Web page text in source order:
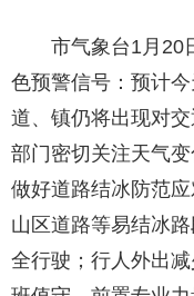
市气象台1月20日
色预警信号：预计
道、镇仍将出现对
部门密切关注天气
做好道路结冰防范
山区道路等易结冰
全行驶；行人外出